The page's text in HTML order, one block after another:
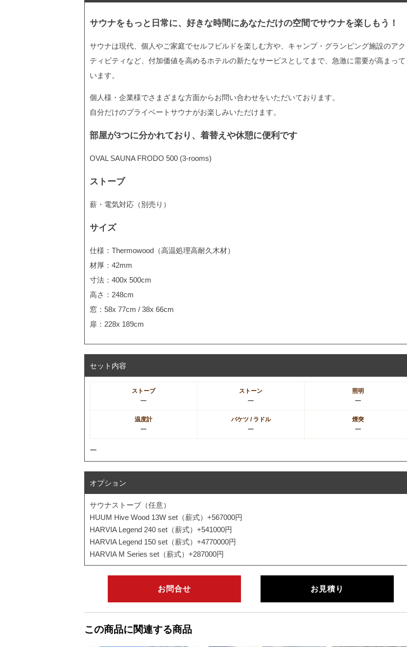
サウナをもっと日常に、好きな時間にあなただけの空間でサウナを楽しもう！
サウナは現代、個人やご家庭でセルフビルドを楽しむ方や、キャンプ・グランピング施設のアク
ティビティなど、付加価値を高めるホテルの新たなサービスとしてまで、急激に需要が高まって
います。
個人様・企業様でさまざまな方面からお問い合わせをいただいております。
自分だけのプライベートサウナがお楽しみいただけます。
部屋が3つに分かれており、着替えや休憩に便利です
OVAL SAUNA FRODO 500 (3-rooms)
ストーブ
薪・電気対応（別売り）
サイズ
仕様：Thermowood（高温処理高耐久木材）
材厚：42mm
寸法：400x 500cm
高さ：248cm
窓：58x 77cm / 38x 66cm
扉：228x 189cm
セット内容
ストーブ
ー
ストーン
ー
照明
ー
温度計
ー
バケツ / ラドル
ー
煙突
ー
ー
オプション
サウナストーブ（任意）
HUUM Hive Wood 13W set（薪式）+567000円
HARVIA Legend 240 set（薪式）+541000円
HARVIA Legend 150 set（薪式）+4770000円
HARVIA M Series set（薪式）+287000円
お問合せ お見積り
この商品に関連する商品